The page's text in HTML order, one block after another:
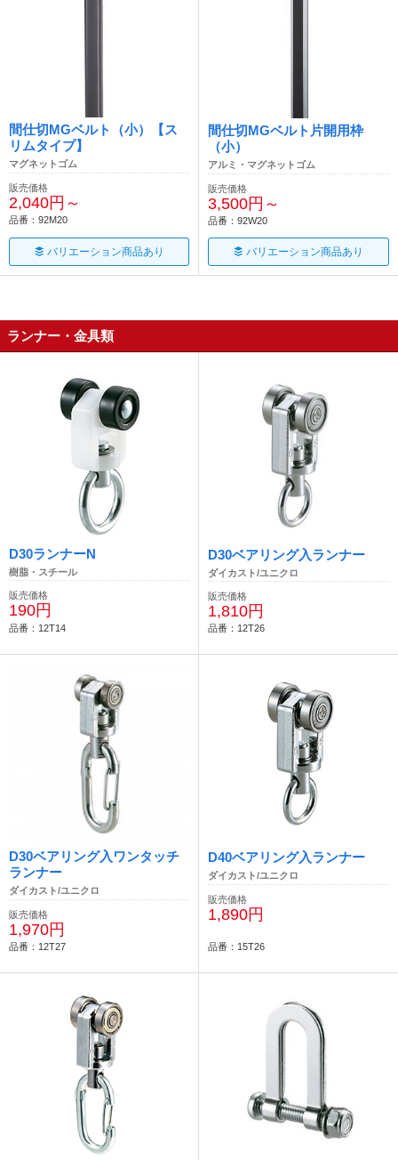
間仕切MGベルト（小）【ス
リムタイプ】
マグネットゴム
販売価格
2,040円～
品番：92M20
バリエーション商品あり
間仕切MGベルト片開用枠
（小）
アルミ・マグネットゴム
販売価格
3,500円～
品番：92W20
バリエーション商品あり
ランナー・金具類
D30ランナーN
樹脂・スチール
販売価格
190円
品番：12T14
D30ベアリング入ランナー
ダイカスト/ユニクロ
販売価格
1,810円
品番：12T26
D30ベアリング入ワンタッチ
ランナー
ダイカスト/ユニクロ
販売価格
1,970円
品番：12T27
D40ベアリング入ランナー
ダイカスト/ユニクロ
販売価格
1,890円
品番：15T26